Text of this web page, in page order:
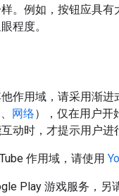
。例如，按钮应具有
程度。
作用域，请采用渐进
、 网络），仅在用户开
动时，才提示用户进
作用域，请使用
Play 游戏服务，另